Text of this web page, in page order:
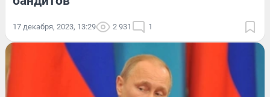
17 декабря, 2023, 13:29 2 931 1